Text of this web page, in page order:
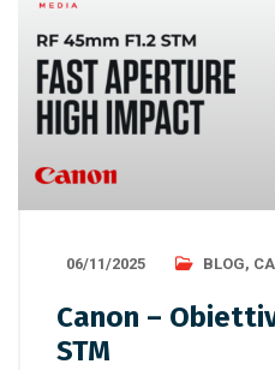
06/11/2025 BLOG,
Canon –
STM